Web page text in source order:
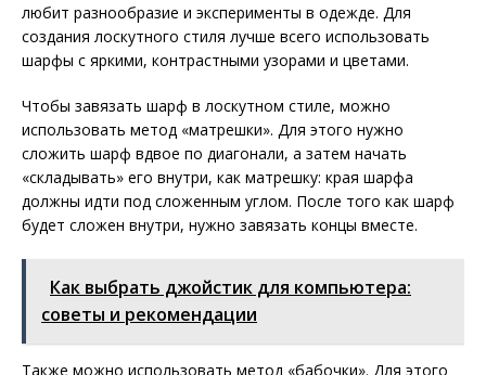
любит разнообразие и эксперименты в одежде. Для
создания лоскутного стиля лучше всего использовать
шарфы с яркими, контрастными узорами и цветами.
Чтобы завязать шарф в лоскутном стиле, можно
использовать метод «матрешки». Для этого нужно
сложить шарф вдвое по диагонали, а затем начать
«складывать» его внутри, как матрешку: края шарфа
должны идти под сложенным углом. После того как шарф
будет сложен внутри, нужно завязать концы вместе.
Как выбрать джойстик для компьютера:
советы и рекомендации
Также можно использовать метод «бабочки». Для этого